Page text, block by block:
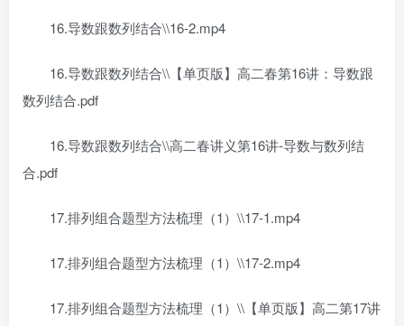
16.导数跟数列结合\\16-2.mp4
16.导数跟数列结合\\【单页版】高二春第16讲：导数跟
数列结合.pdf
16.导数跟数列结合\\高二春讲义第16讲-导数与数列结
合.pdf
17.排列组合题型方法梳理（1）\\17-1.mp4
17.排列组合题型方法梳理（1）\\17-2.mp4
17.排列组合题型方法梳理（1）\\【单页版】高二第17讲